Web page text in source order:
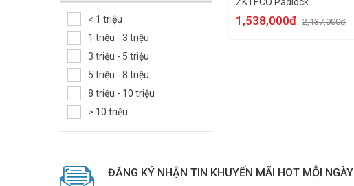
Khóa cửa sắt ngoài trời
Khóa cửa nhôm
Khóa cửa kính
Khóa tủ khách sạn
Khóa cửa tủ đồ
< 1 triệu
1 triệu - 3 triệu
3 triệu - 5 triệu
5 triệu - 8 triệu
8 triệu - 10 triệu
> 10 triệu
ZKTECO Padlock
1,538,000đ 2,137,000đ
ĐĂNG KÝ NHẬN TIN KHUYẾN MÃI HOT MỖI NGÀY